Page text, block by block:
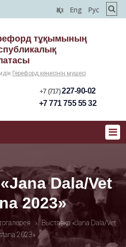
Қаз Eng Рус
тұқымының
Герефорд кеңесінің мүшесі
+7 (717)227-90-02
+7 771 755 55 32
Dala/Vet
2023»
› Выставка «Jana Dala/Vet
2023»